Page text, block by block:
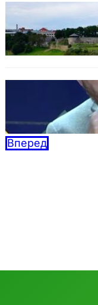
Pulss
Вперед